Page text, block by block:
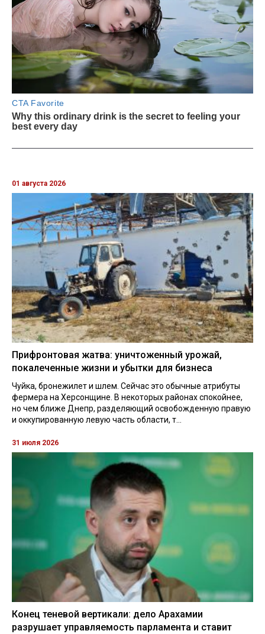
01 августа 2026
Прифронтовая жатва: уничтоженный урожай,
покалеченные жизни и убытки для бизнеса
Чуйка, бронежилет и шлем. Сейчас это обычные атрибуты
фермера на Херсонщине. В некоторых районах спокойнее,
но чем ближе Днепр, разделяющий освобожденную правую
и оккупированную левую часть области, т...
31 июля 2026
Конец теневой вертикали: дело Арахамии
разрушает управляемость парламента и ставит